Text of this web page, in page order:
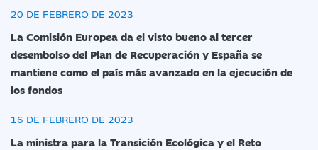
20 DE FEBRERO DE 2023
La Comisión Europea da el visto bueno al tercer
desembolso del Plan de Recuperación y España se
mantiene como el país más avanzado en la ejecución de
los fondos
16 DE FEBRERO DE 2023
La ministra para la Transición Ecológica y el Reto